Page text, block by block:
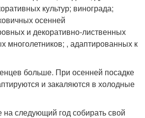
культур; винограда;
осенней
и декоративно-лиственных
многолетников; , адаптированных к
больше. При осенней посадке
и закаляются в холодные
на следующий год собирать свой